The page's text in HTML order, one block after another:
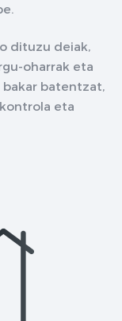
dituzu deiak,
oharrak eta
bakar batentzat,
eta